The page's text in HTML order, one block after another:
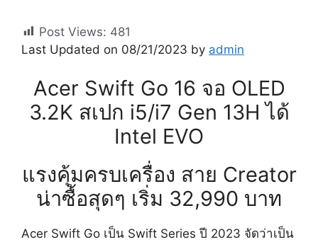
Post Views: 481
Last Updated on 08/21/2023 by admin
Acer Swift Go 16 จอ OLED
3.2K สเปก i5/i7 Gen 13H ได้
Intel EVO
แรงคุ้มครบเครื่อง สาย Creator
น่าซื้อสุดๆ เริ่ม 32,990 บาท
Acer Swift Go เป็น Swift Series ปี 2023 จัดว่าเป็น